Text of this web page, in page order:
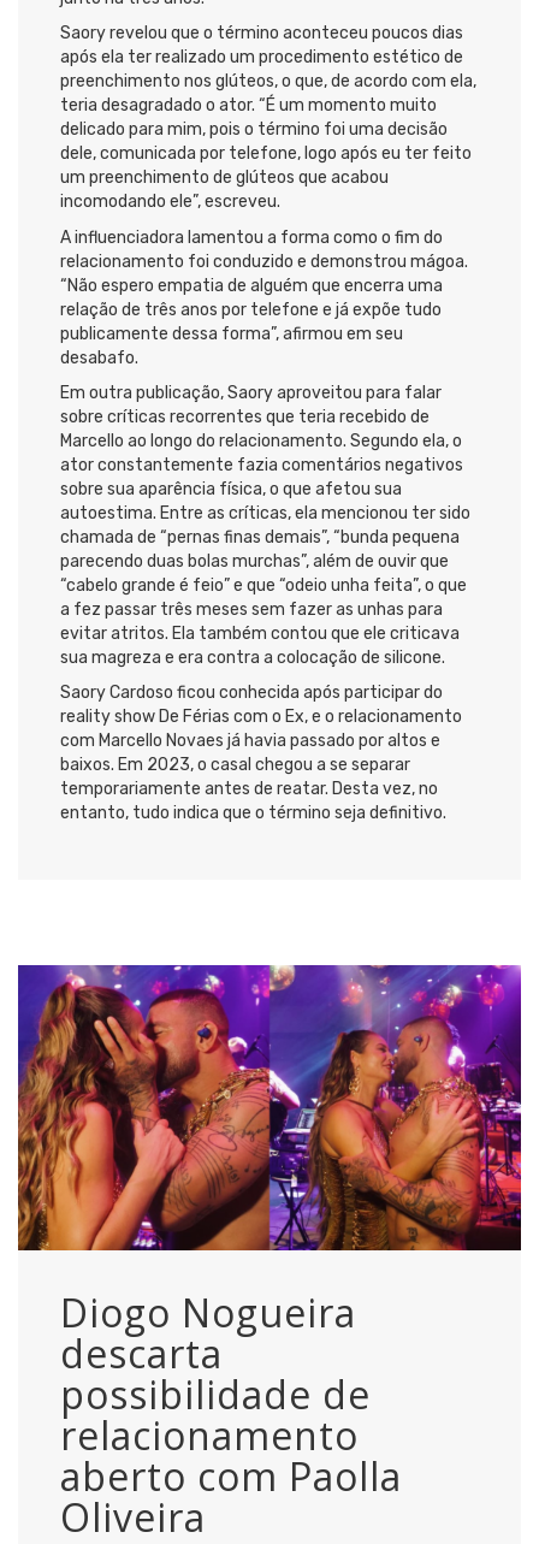
Saory revelou que o término aconteceu poucos dias
após ela ter realizado um procedimento estético de
preenchimento nos glúteos, o que, de acordo com ela,
teria desagradado o ator. “É um momento muito
delicado para mim, pois o término foi uma decisão
dele, comunicada por telefone, logo após eu ter feito
um preenchimento de glúteos que acabou
incomodando ele”, escreveu.
A influenciadora lamentou a forma como o fim do
relacionamento foi conduzido e demonstrou mágoa.
“Não espero empatia de alguém que encerra uma
relação de três anos por telefone e já expõe tudo
publicamente dessa forma”, afirmou em seu
desabafo.
Em outra publicação, Saory aproveitou para falar
sobre críticas recorrentes que teria recebido de
Marcello ao longo do relacionamento. Segundo ela, o
ator constantemente fazia comentários negativos
sobre sua aparência física, o que afetou sua
autoestima. Entre as críticas, ela mencionou ter sido
chamada de “pernas finas demais”, “bunda pequena
parecendo duas bolas murchas”, além de ouvir que
“cabelo grande é feio” e que “odeio unha feita”, o que
a fez passar três meses sem fazer as unhas para
evitar atritos. Ela também contou que ele criticava
sua magreza e era contra a colocação de silicone.
Saory Cardoso ficou conhecida após participar do
reality show De Férias com o Ex, e o relacionamento
com Marcello Novaes já havia passado por altos e
baixos. Em 2023, o casal chegou a se separar
temporariamente antes de reatar. Desta vez, no
entanto, tudo indica que o término seja definitivo.
Diogo Nogueira
descarta
possibilidade de
relacionamento
aberto com Paolla
Oliveira